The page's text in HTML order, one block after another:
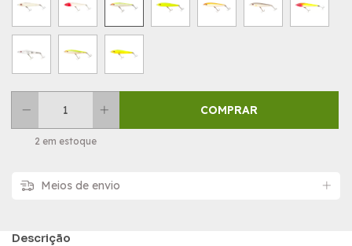
2 em estoque
Meios de envio
Descrição